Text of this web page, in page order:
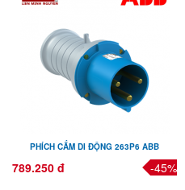
PHÍCH CẮM DI ĐỘNG 263P6 ABB
789.250 đ -45%